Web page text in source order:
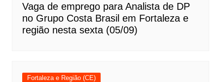
Vaga de emprego para Analista de DP
no Grupo Costa Brasil em Fortaleza e
região nesta sexta (05/09)
Fortaleza e Região (CE)